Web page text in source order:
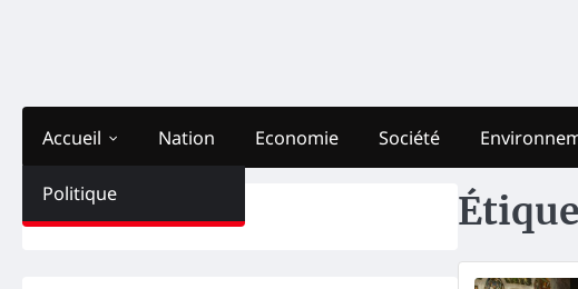
Accueil
Politique
Nation Economie Société